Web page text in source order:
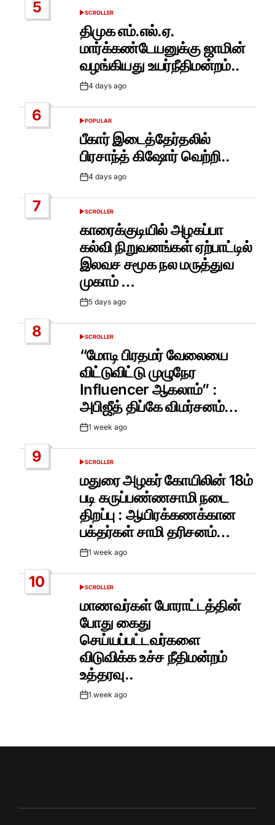
5
POSTED
SCROLLER
திமுக எம்.எல்.ஏ.
மார்க்கண்டேயனுக்கு ஜாமின்
வழங்கியது உயர்நீதிமன்றம்..
Post4 days ago
6
POSTED
POPULAR
பீகார் இடைத்தேர்தலில்
பிரசாந்த் கிஷோர் வெற்றி..
Post4 days ago
7
POSTED
SCROLLER
காரைக்குடியில் அழகப்பா
கல்வி நிறுவனங்கள் ஏற்பாட்டில்
இலவச சமூக நல மருத்துவ
முகாம் …
Post5 days ago
8
POSTED
SCROLLER
“மோடி பிரதமர் வேலையை
விட்டுவிட்டு முழுநேர
Influencer ஆகலாம்” :
அபிஜீத் திப்கே விமர்சனம்…
Post1 week ago
9
POSTED
SCROLLER
மதுரை அழகர் கோயிலின் 18ம்
படி கருப்பண்ணசாமி நடை
திறப்பு : ஆயிரக்கணக்கான
பக்தர்கள் சாமி தரிசனம்…
Post1 week ago
10
POSTED
SCROLLER
மாணவர்கள் போராட்டத்தின்
போது கைது
செய்யப்பட்டவர்களை
விடுவிக்க உச்ச நீதிமன்றம்
உத்தரவு..
Post1 week ago